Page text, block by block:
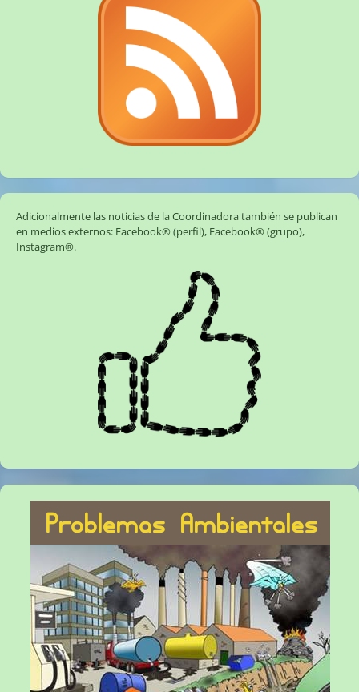
Adicionalmente las noticias de la Coordinadora también se publican
en medios externos: Facebook® (perfil), Facebook® (grupo),
Instagram®.